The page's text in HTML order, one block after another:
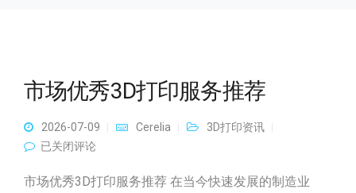
市场优秀3D打印服务推荐
2026-07-09 Cerelia
3D打印资讯
市场优秀3D打印服务推荐
已关闭评论
市场优秀3D打印服务推荐 在当今快速发展的制造业